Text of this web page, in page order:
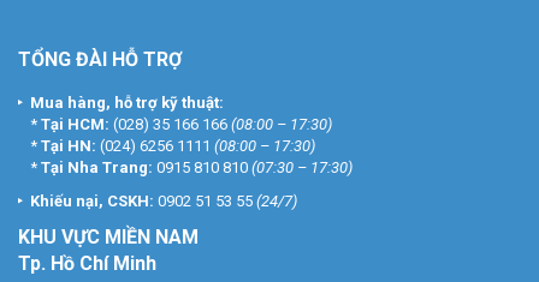
TỔNG ĐÀI HỖ TRỢ
Mua hàng, hỗ trợ kỹ thuật:
* Tại HCM: (028) 35 166 166 (08:00 – 17:30)
* Tại HN: (024) 6256 1111 (08:00 – 17:30)
* Tại Nha Trang: 0915 810 810 (07:30 – 17:30)
Khiếu nại, CSKH: 0902 51 53 55 (24/7)
KHU VỰC MIỀN NAM
Tp. Hồ Chí Minh